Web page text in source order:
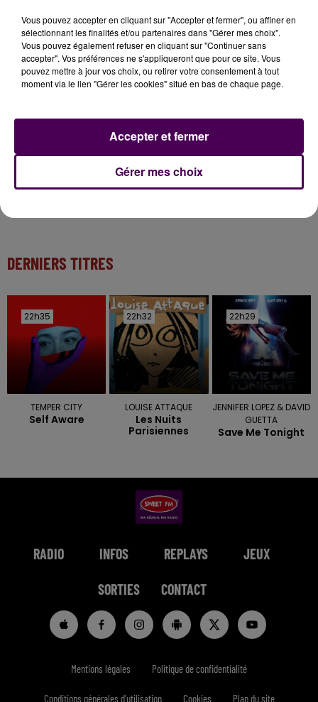
11 juillet 2026
Inscrivez-vous au casting The Voice & The Voice
Kids !
20h00
DERNIERS TITRES
22h35
22h35
TEMPER CITY
Self Aware
22h32
22h32
LOUISE ATTAQUE
Les Nuits
Parisiennes
22h29
22h29
JENNIFER LOPEZ & DAVID
GUETTA
Save Me Tonight
RADIO INFOS REPLAYS JEUX
SORTIES CONTACT
Mentions légales Politique de confidentialité
Conditions générales d'utilisation Cookies Plan du site
Vous pouvez accepter en cliquant sur "Accepter et fermer", ou affiner en
sélectionnant les finalités et/ou partenaires dans "Gérer mes choix".
Vous pouvez également refuser en cliquant sur "Continuer sans
accepter". Vos préférences ne s'appliqueront que pour ce site. Vous
pouvez mettre à jour vos choix, ou retirer votre consentement à tout
moment via le lien "Gérer les cookies" situé en bas de chaque page.
Gérer mes choix
Accepter et fermer